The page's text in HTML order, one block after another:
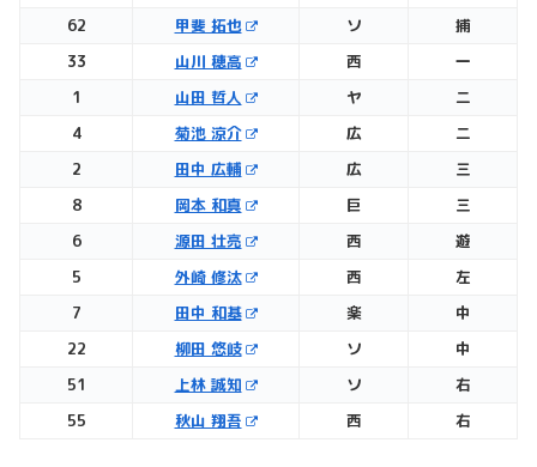
62
甲斐 拓也 ソ
捕
33
山川 穂高 西
一
1
山田 哲人 ヤ
二
4
菊池 涼介 広
二
2
田中 広輔 広
三
8
岡本 和真 巨
三
6
源田 壮亮 西
遊
5
外崎 修汰 西
左
7
田中 和基 楽
中
22
柳田 悠岐 ソ
中
51
上林 誠知 ソ
右
55
秋山 翔吾 西 右